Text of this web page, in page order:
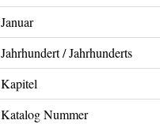
Januar
Jahrhundert / Jahrhunderts
Kapitel
Katalog Nummer